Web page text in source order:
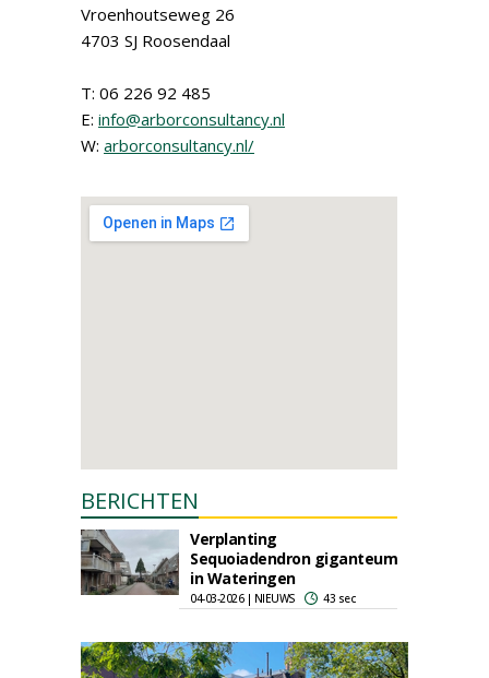
Vroenhoutseweg 26
4703 SJ Roosendaal
T: 06 226 92 485
E: info@arborconsultancy.nl
W: arborconsultancy.nl/
BERICHTEN
Verplanting
Sequoiadendron giganteum
in Wateringen
04-03-2026 | NIEUWS 43 sec